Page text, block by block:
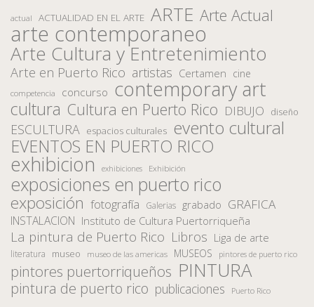
actual ACTUALIDAD EN EL ARTE ARTE Arte Actual
arte contemporaneo
Arte Cultura y Entretenimiento
Arte en Puerto Rico artistas Certamen cine
competencia concurso contemporary art
cultura Cultura en Puerto Rico DIBUJO diseño
ESCULTURA espacios culturales evento cultural
EVENTOS EN PUERTO RICO
exhibicion exhibiciones Exhibición
exposiciones en puerto rico
exposición fotografía Galerias grabado GRAFICA
INSTALACION Instituto de Cultura Puertorriqueña
La pintura de Puerto Rico Libros Liga de arte
literatura museo museo de las americas MUSEOS pintores de puerto rico
pintores puertorriqueños PINTURA
pintura de puerto rico publicaciones Puerto Rico